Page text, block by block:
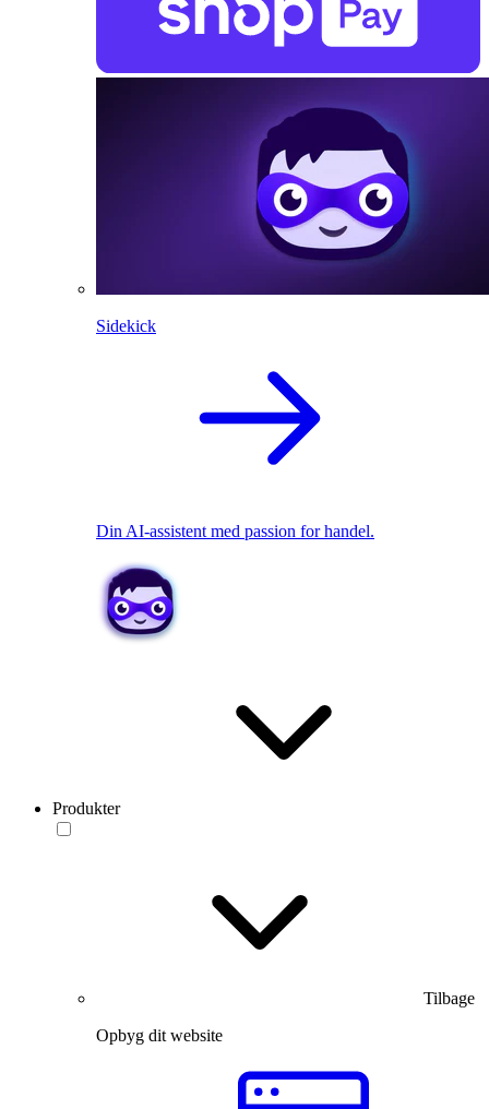
Sidekick
Din AI-assistent med passion for handel.
Produkter
Tilbage
Opbyg dit website